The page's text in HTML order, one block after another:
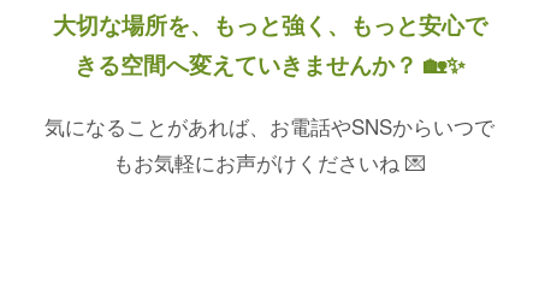
大切な場所を、もっと強く、もっと安心で
きる空間へ変えていきませんか？ 🏡✨
気になることがあれば、お電話やSNSからいつで
もお気軽にお声がけくださいね 💌